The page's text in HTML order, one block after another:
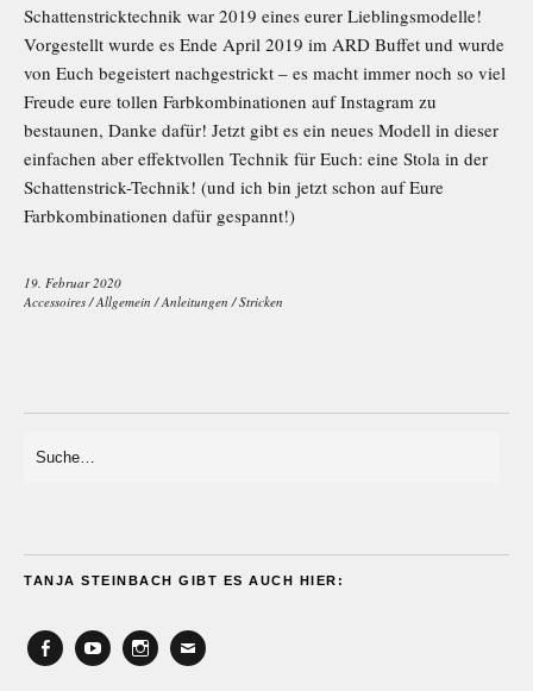
Schattenstricktechnik war 2019 eines eurer Lieblingsmodelle!
Vorgestellt wurde es Ende April 2019 im ARD Buffet und wurde
von Euch begeistert nachgestrickt – es macht immer noch so viel
Freude eure tollen Farbkombinationen auf Instagram zu
bestaunen, Danke dafür! Jetzt gibt es ein neues Modell in dieser
einfachen aber effektvollen Technik für Euch: eine Stola in der
Schattenstrick-Technik! (und ich bin jetzt schon auf Eure
Farbkombinationen dafür gespannt!)
19. Februar 2020
Accessoires /Allgemein /Anleitungen /Stricken
TANJA STEINBACH GIBT ES AUCH HIER: